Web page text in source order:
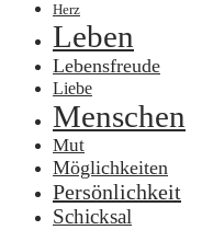
Herz
Leben
Lebensfreude
Liebe
Menschen
Mut
Möglichkeiten
Persönlichkeit
Schicksal